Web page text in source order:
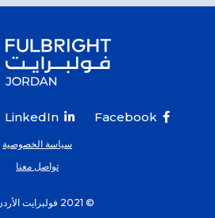
Facebook 
LinkedIn 
سياسة الخصوصية
تواصل معنا
© 2021 فولبرايت الأردن. جميع الحقوق محفوظة